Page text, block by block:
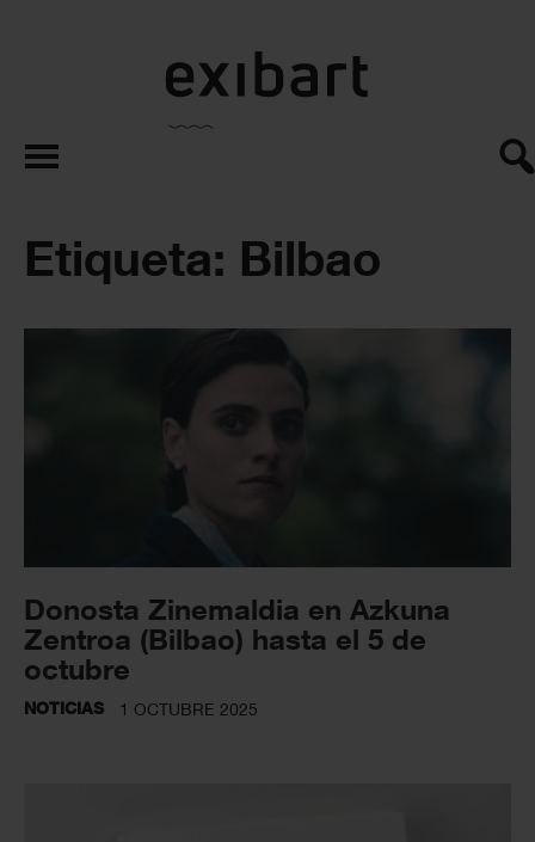
exibart.es
Etiqueta: Bilbao
Donosta Zinemaldia en Azkuna
Zentroa (Bilbao) hasta el 5 de
octubre
NOTICIAS 1 OCTUBRE 2025